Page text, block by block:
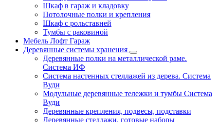
Шкаф в гараж и кладовку
Потолочные полки и крепления
Шкаф с рольставней
Тумбы с раковиной
Мебель Лофт Гараж
Деревянные системы хранения
Деревянные полки на металлической раме.
Система ИФ
Система настенных стеллажей из дерева. Система
Вуди
Модульные деревянные тележки и тумбы Система
Вуди
Деревянные крепления, подвесы, подставки
Деревянные стеллажи, готовые наборы